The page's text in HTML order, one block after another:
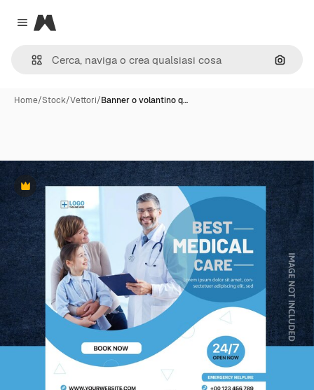
Close menu
Magnific
Cerca
Home/Stock/Vettori/Banner o volantino q…
Premium